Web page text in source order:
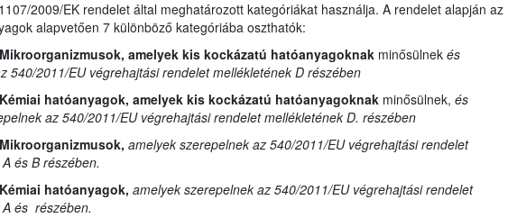
2009/EK rendelet által meghatározott kategóriákat használja. A rendelet alapján az
alapvetően 7 különböző kategóriába oszthatók:
amelyek kis kockázatú hatóanyagoknakminősülnek és
540/2011/EU végrehajtási rendelet mellékletének D részében
Kémiai hatóanyagok, amelyek kis kockázatú hatóanyagoknakminősülnek, és
az 540/2011/EU végrehajtási rendelet mellékletének D. részében
Mikroorganizmusok, amelyek szerepelnek az 540/2011/EU végrehajtási rendelet
és B részében.
Kémiai hatóanyagok, amelyek szerepelnek az 540/2011/EU végrehajtási rendelet
és részében.